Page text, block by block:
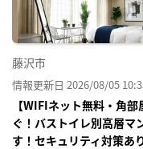
藤沢市
情報更新日 2026/08/05
【WIFIネット無料・角
ぐ！バストイレ別高層マ
す！セキュリティ対策あ